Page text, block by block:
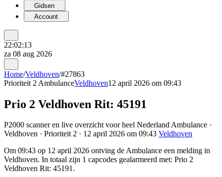
Gidsen
Account
22:02:13
za 08 aug 2026
Home/Veldhoven/#27863
Prioriteit 2 AmbulanceVeldhoven12 april 2026 om 09:43
Prio 2 Veldhoven Rit: 45191
P2000 scanner en live overzicht voor heel Nederland Ambulance ·
Veldhoven · Prioriteit 2 · 12 april 2026 om 09:43 Veldhoven
Om 09:43 op 12 april 2026 ontving de Ambulance een melding in
Veldhoven. In totaal zijn 1 capcodes gealarmeerd met: Prio 2
Veldhoven Rit: 45191.